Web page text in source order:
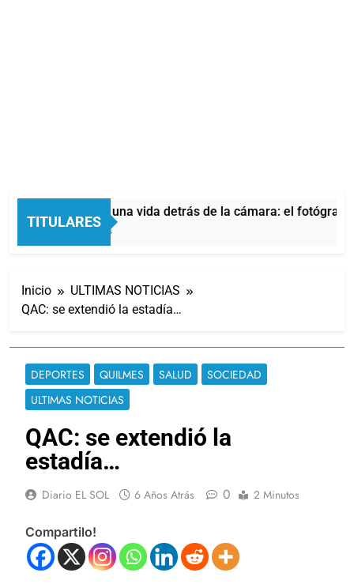
TITULARES
Aldo Sessa, una vida detrás de la cámara: el
19 Minutos Atrás
Inicio
ULTIMAS NOTICIAS
QAC: se extendió la estadía…
DEPORTES QUILMES SALUD
SOCIEDAD
ULTIMAS NOTICIAS
QAC: se extendió la
estadía…
Diario EL SOL 6 Años Atrás 0 2 Minutos
Compartilo!